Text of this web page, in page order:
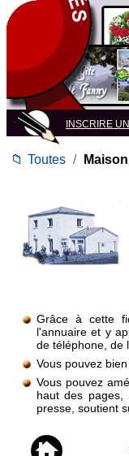
INSCRIRE
📁 Toutes / Maison
Grâce à cette
l'annuaire et y
de téléphone, de
Vous pouvez
Vous pouvez
haut des pages,
presse, soutient